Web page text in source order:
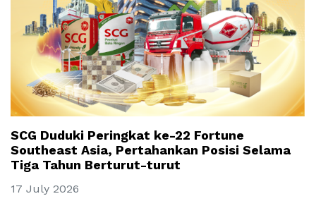
SCG Duduki Peringkat ke-22 Fortune
Southeast Asia, Pertahankan Posisi Selama
Tiga Tahun Berturut-turut
17 July 2026